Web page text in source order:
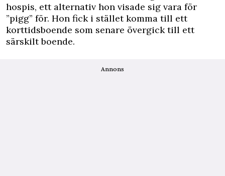
hospis, ett alternativ hon visade sig vara för
”pigg” för. Hon fick i stället komma till ett
korttidsboende som senare övergick till ett
särskilt boende.
Annons